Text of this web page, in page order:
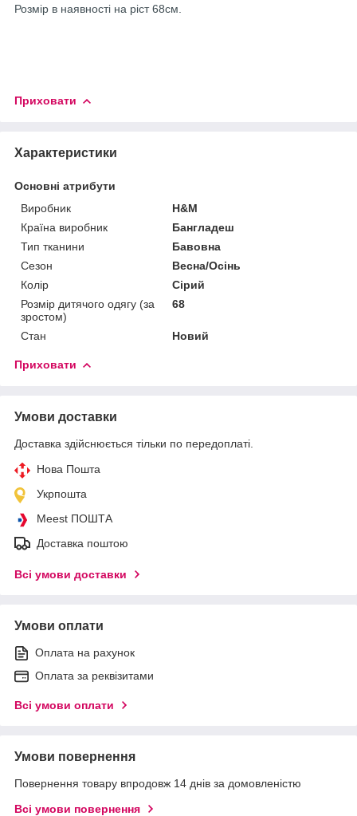
Розмір в наявності на ріст 68см.
Приховати
Характеристики
Основні атрибути
Виробник
H&M
Країна виробник
Бангладеш
Тип тканини
Бавовна
Сезон
Весна/Осінь
Колір
Сірий
Розмір дитячого одягу (за
зростом)
68
Стан Новий
Приховати
Умови доставки
Доставка здійснюється тільки по передоплаті.
Нова Пошта
Укрпошта
Meest ПОШТА
Доставка поштою
Всі умови доставки
Умови оплати
Оплата на рахунок
Оплата за реквізитами
Всі умови оплати
Умови повернення
Повернення товару впродовж 14 днів за домовленістю
Всі умови повернення